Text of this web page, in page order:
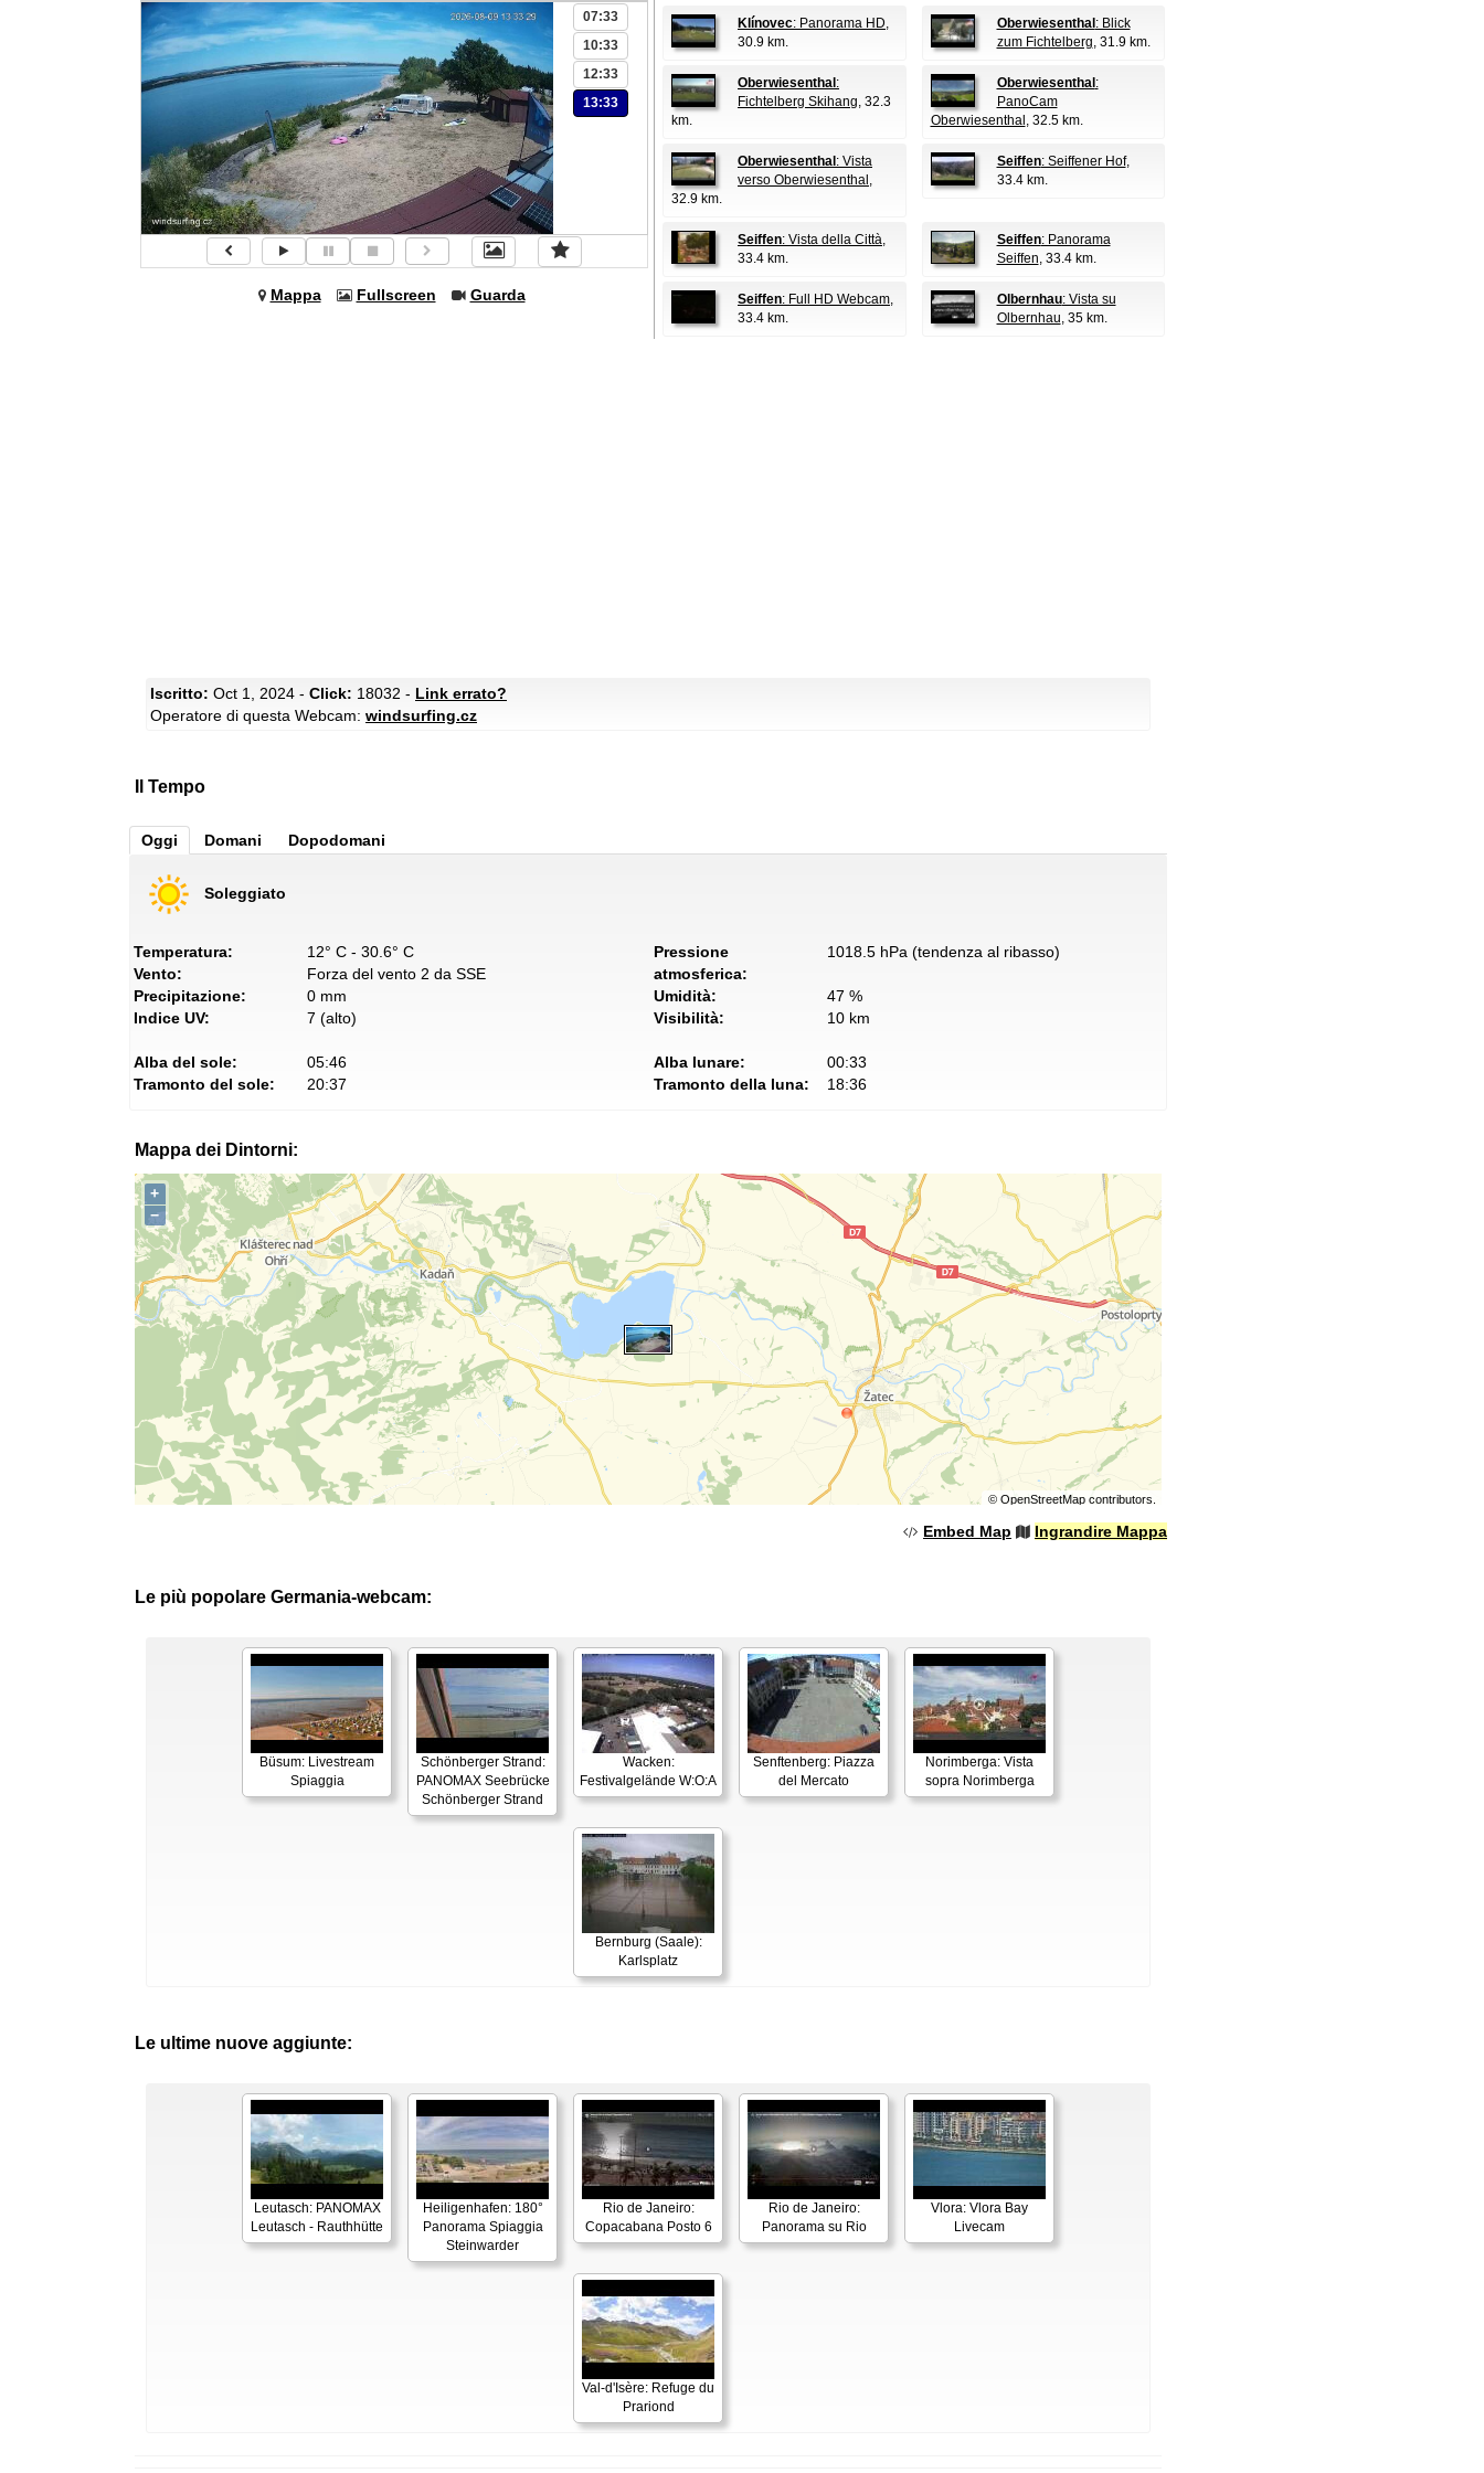
07:33
10:33
12:33
13:33
Mappa Fullscreen Guarda
Klínovec: Panorama HD,
30.9 km.
Oberwiesenthal : Blick
zum Fichtelberg, 31.9 km.
Oberwiesenthal :
Fichtelberg Skihang, 32.3
km.
Oberwiesenthal :
PanoCam
Oberwiesenthal , 32.5 km.
Oberwiesenthal : Vista
verso Oberwiesenthal ,
32.9 km.
Seiffen: Seiffener Hof,
33.4 km.
Seiffen: Vista della Città,
33.4 km.
Seiffen: Panorama
Seiffen, 33.4 km.
Seiffen: Full HD Webcam,
33.4 km.
Olbernhau: Vista su
Olbernhau, 35 km.
Iscritto: Oct 1, 2024 - Click: 18032 - Link errato?
Operatore di questa Webcam: windsurfing.cz
Il Tempo
Oggi Domani Dopodomani
Soleggiato
Temperatura:
12° C - 30.6° C
Vento:
Forza del vento 2 da SSE
Precipitazione:
0 mm
Indice UV:
7 (alto)
Pressione
atmosferica:
1018.5 hPa (tendenza al ribasso)
Umidità:
47 %
Visibilità:
10 km
Alba del sole:
05:46
Tramonto del sole:
20:37
Alba lunare:
00:33
Tramonto della luna:
18:36
Mappa dei Dintorni:
+
−
© OpenStreetMapcontributors.
Embed Map Ingrandire Mappa
Le più popolare Germania-webcam:
Büsum: Livestream
Spiaggia
Schönberger Strand:
PANOMAX Seebrücke
Schönberger Strand
Wacken:
Festivalgelände W:O:A
Senftenberg: Piazza
del Mercato
Norimberga: Vista
sopra Norimberga
Bernburg (Saale):
Karlsplatz
Le ultime nuove aggiunte:
Leutasch: PANOMAX
Leutasch - Rauthhütte
Heiligenhafen: 180°
Panorama Spiaggia
Steinwarder
Rio de Janeiro:
Copacabana Posto 6
Rio de Janeiro:
Panorama su Rio
Vlora: Vlora Bay
Livecam
Val-d'Isère: Refuge du
Prariond